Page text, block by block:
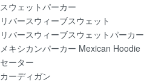
スウェットパーカー
リバースウィーブスウェット
リバースウィーブスウェットパーカー
メキシカンパーカー Mexican Hoodie
セーター
カーディガン